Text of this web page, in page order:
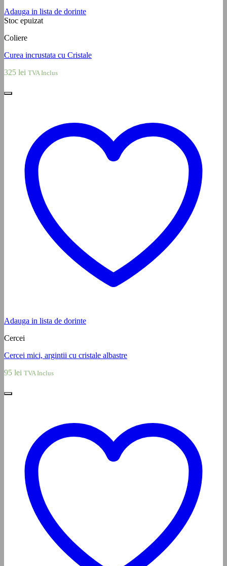
Adauga in lista de dorinte
Stoc epuizat
Coliere
Curea incrustata cu Cristale
325 lei TVA Inclus
Adauga in lista de dorinte
Cercei
Cercei mici, argintii cu cristale albastre
95 lei TVA Inclus